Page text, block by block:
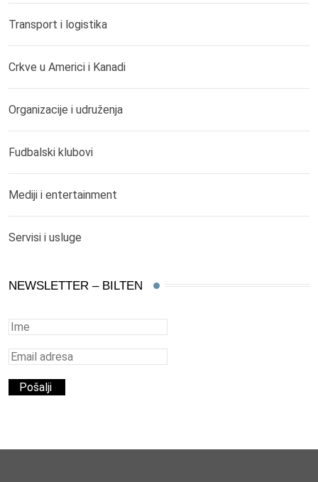
Transport i logistika
Crkve u Americi i Kanadi
Organizacije i udruženja
Fudbalski klubovi
Mediji i entertainment
Servisi i usluge
NEWSLETTER – BILTEN